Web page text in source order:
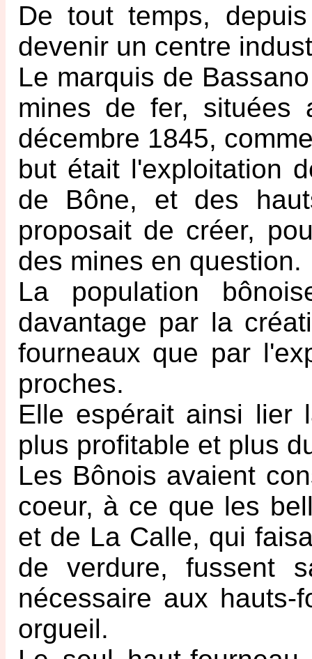
De tout temps,
devenir un centre
Le marquis de
mines de fer, situées
décembre 1845,
but était l'exploitation
de Bône, et des
proposait de créer,
des mines en question.
La population
davantage par la
fourneaux que par
proches.
Elle espérait ainsi lier
plus profitable et plus
Les Bônois avaient
coeur, à ce que les
et de La Calle, qui
de verdure, fussent
nécessaire aux
orgueil.